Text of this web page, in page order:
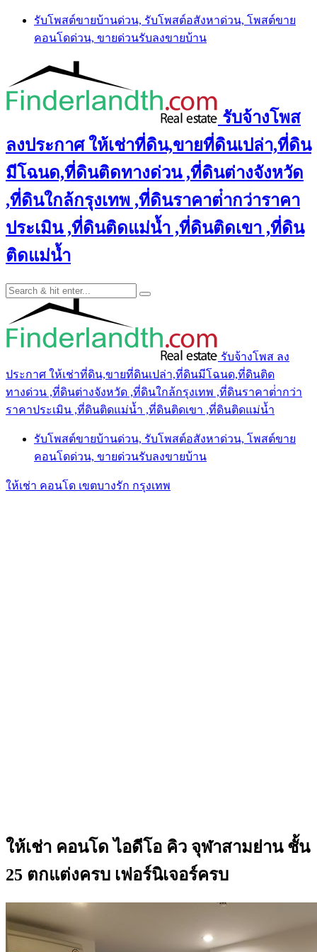
Skip
content
รับโพสต์ขายบ้านด่วน, รับโพสต์อสังหาด่วน, โพสต์ขาย
คอนโดด่วน, ขายด่วนรับลงขายบ้าน
รับจ้างโพส
ลงประกาศ ให้เช่าที่ดิน,ขายที่ดินเปล่า,ที่ดิน
มีโฉนด,ที่ดินติดทางด่วน ,ที่ดินต่างจังหวัด
,ที่ดินใกล้กรุงเทพ ,ที่ดินราคาต่ํากว่าราคา
ประเมิน ,ที่ดินติดแม่น้ำ ,ที่ดินติดเขา ,ที่ดิน
ติดแม่น้ำ
รับจ้างโพส ลง
ประกาศ ให้เช่าที่ดิน,ขายที่ดินเปล่า,ที่ดินมีโฉนด,ที่ดินติด
ทางด่วน ,ที่ดินต่างจังหวัด ,ที่ดินใกล้กรุงเทพ ,ที่ดินราคาต่ํากว่า
ราคาประเมิน ,ที่ดินติดแม่น้ำ ,ที่ดินติดเขา ,ที่ดินติดแม่น้ำ
รับโพสต์ขายบ้านด่วน, รับโพสต์อสังหาด่วน, โพสต์ขาย
คอนโดด่วน, ขายด่วนรับลงขายบ้าน
ให้เช่า คอนโด เขตบางรัก กรุงเทพ
ให้เช่า คอนโด ไอดีโอ คิว จุฬาสามย่าน ชั้น
25 ตกแต่งครบ เฟอร์นิเจอร์ครบ